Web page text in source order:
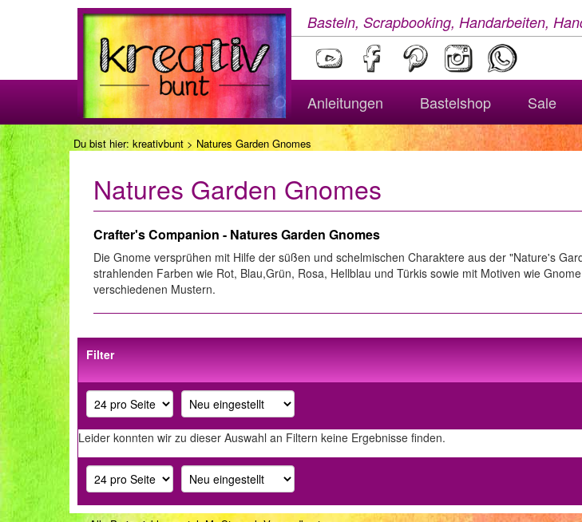
Basteln, Scrapbooking, Handarbeiten,
Anleitungen Bastelshop Sale
Du bist hier: kreativbunt > Natures Garden Gnomes
Natures Garden Gnomes
Crafter's Companion - Natures Garden Gnomes
Die Gnome versprühen mit Hilfe der süßen und schelmischen Charaktere aus der "Nature's
strahlenden Farben wie Rot, Blau,Grün, Rosa, Hellblau und Türkis sowie mit Motiven wie
verschiedenen Mustern.
Filter
Leider konnten wir zu dieser Auswahl an Filtern keine Ergebnisse finden.